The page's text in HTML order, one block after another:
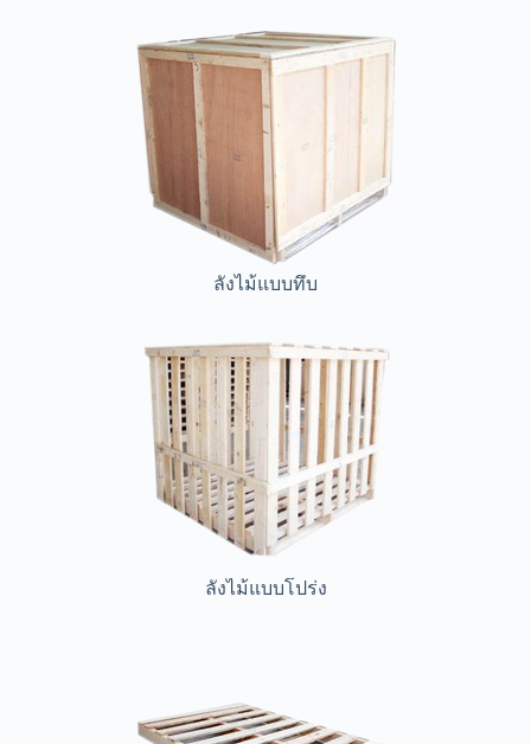
ลังไม้แบบทึบ
ลังไม้แบบโปร่ง